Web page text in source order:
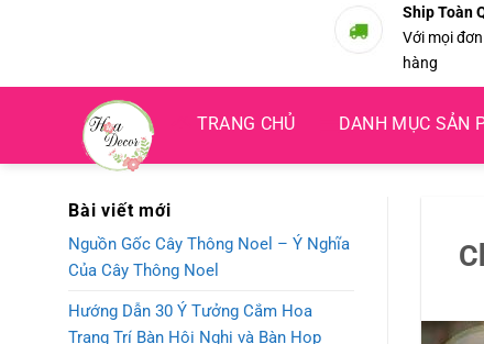
Ship Toàn
Với mọi đơn
hàng
TRANG CHỦ DANH MỤC SẢN
Bài viết mới
Nguồn Gốc Cây Thông Noel – Ý Nghĩa
Của Cây Thông Noel
Hướng Dẫn 30 Ý Tưởng Cắm Hoa
Trang Trí Bàn Hội Nghị và Bàn Họp